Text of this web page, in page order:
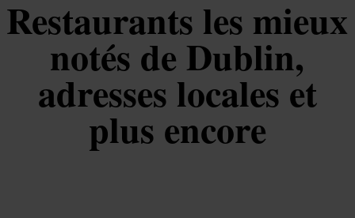
Restaurants les mieux
notés de Dublin,
adresses locales et
plus encore